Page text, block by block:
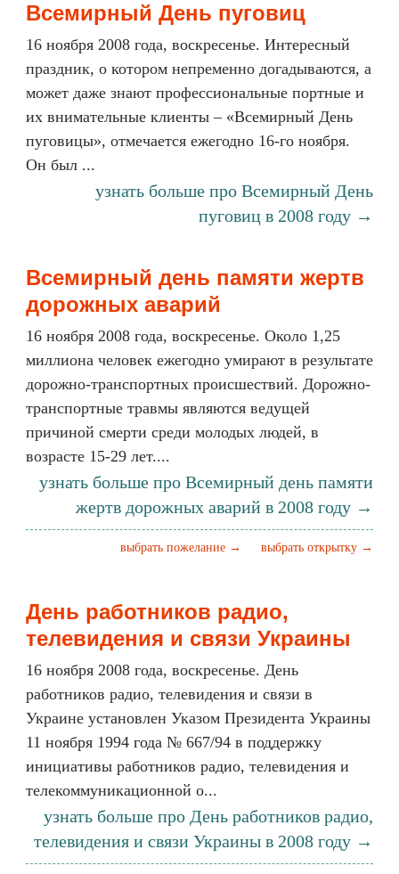
Всемирный День пуговиц
16 ноября 2008 года, воскресенье. Интересный
праздник, о котором непременно догадываются, а
может даже знают профессиональные портные и
их внимательные клиенты – «Всемирный День
пуговицы», отмечается ежегодно 16-го ноября.
Он был ...
узнать больше про Всемирный День
пуговиц в 2008 году →
Всемирный день памяти жертв
дорожных аварий
16 ноября 2008 года, воскресенье. Около 1,25
миллиона человек ежегодно умирают в результате
дорожно-транспортных происшествий. Дорожно-
транспортные травмы являются ведущей
причиной смерти среди молодых людей, в
возрасте 15-29 лет....
узнать больше про Всемирный день памяти
жертв дорожных аварий в 2008 году →
выбрать открытку →
выбрать пожелание →
День работников радио,
телевидения и связи Украины
16 ноября 2008 года, воскресенье. День
работников радио, телевидения и связи в
Украине установлен Указом Президента Украины
11 ноября 1994 года № 667/94 в поддержку
инициативы работников радио, телевидения и
телекоммуникационной о...
узнать больше про День работников радио,
телевидения и связи Украины в 2008 году →